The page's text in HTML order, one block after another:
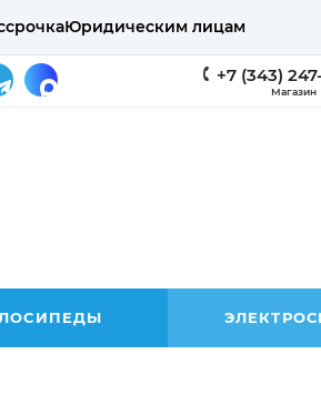
Юридическим лицам
+7 (343)
Магазин